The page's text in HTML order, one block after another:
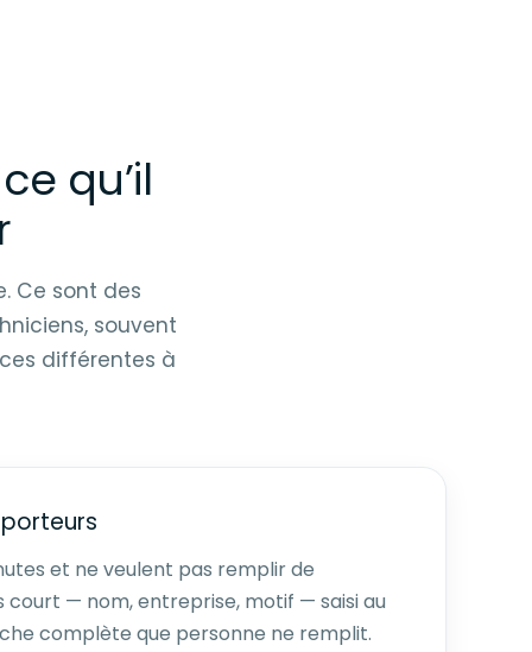
qu’il
Ce sont des
souvent
différentes à
et ne veulent pas remplir de
court — nom, entreprise, motif — saisi au
complète que personne ne remplit.